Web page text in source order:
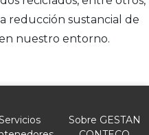
reducción sustancial de
nuestro entorno.
Sobre GESTAN